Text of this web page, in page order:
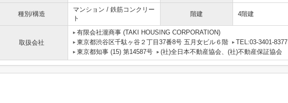
種別/構造
マンション / 鉄筋コンクリー
ト
階建 4階建
取扱会社
有限会社瀧商事 (TAKI HOUSING CORPORATION)
東京都渋谷区千駄ヶ谷２丁目37番8号 五月女ビル６階
TEL:03-3401-8377
東京都知事 (15) 第14587号
(社)全日本不動産協会、(社)不動産保証協会